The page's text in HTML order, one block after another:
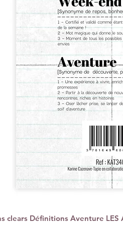
Vista
clears Définitions Aventure LES